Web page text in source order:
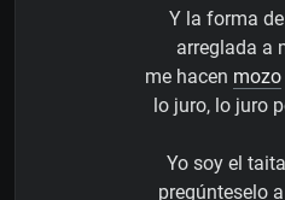
Y la forma
arreglada a
me hacen mozo
lo juro, lo juro
Yo soy el
pregúnteselo